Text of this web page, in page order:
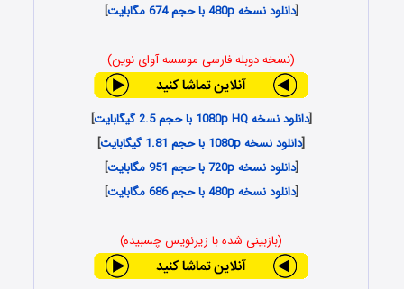
[دانلود نسخه 480p با حجم 674 مگابایت ]
(نسخه دوبله فارسی موسسه آوای نوین)
[دانلود نسخه 1080p HQ با حجم 2.5 گیگابایت
]
[دانلود نسخه 1080p با حجم 1.81 گیگابایت
]
[دانلود نسخه 720p با حجم 951 مگابایت
]
[دانلود نسخه 480p با حجم 686 مگابایت ]
(بازبینی شده با زیرنویس چسبیده)